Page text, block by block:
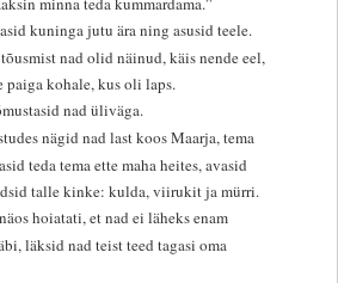
kuninga jutu ära ning asusid teele.
nad olid näinud, käis nende eel,
paiga kohale, kus oli laps.
nad üliväga.
nägid nad last koos Maarja, tema
teda tema ette maha heites, avasid
talle kinke: kulda, viirukit ja mürri.
hoiatati, et nad ei läheks enam
läksid nad teist teed tagasi oma